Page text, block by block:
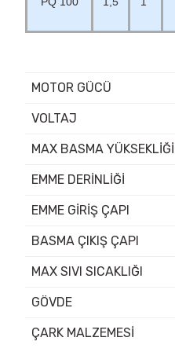
MOTOR GÜCÜ
VOLTAJ
MAX BASMA YÜKSEKLİĞİ
EMME DERİNLİĞİ
EMME GİRİŞ ÇAPI
BASMA ÇIKIŞ ÇAPI
MAX SIVI SICAKLIĞI
GÖVDE
ÇARK MALZEMESİ